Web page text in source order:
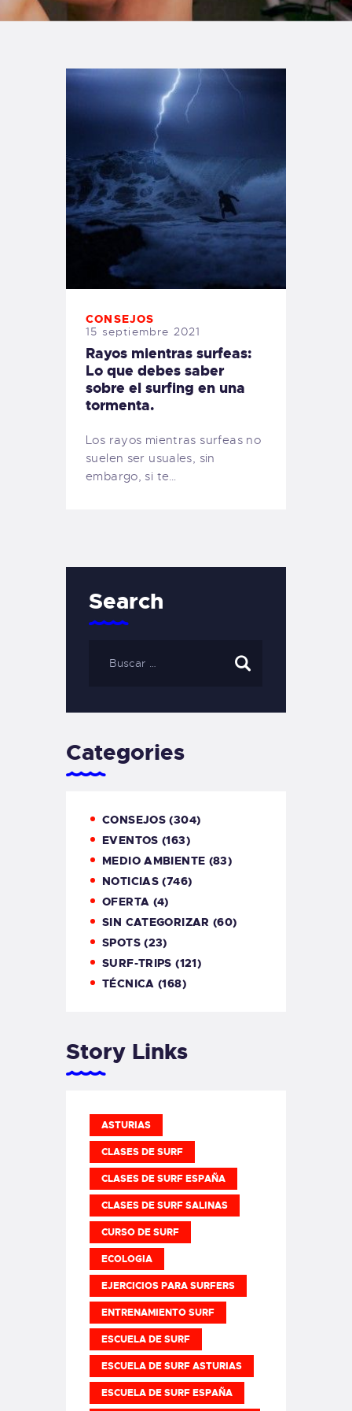
TIENDA FAMILY SURFERS
CONSEJOS
15 septiembre 2021
Rayos mientras surfeas:
Lo que debes saber
sobre el surfing en una
tormenta.
Los rayos mientras surfeas no
suelen ser usuales, sin
embargo, si te…
Search
Categories
CONSEJOS (304)
EVENTOS (163)
MEDIO AMBIENTE (83)
NOTICIAS (746)
OFERTA (4)
SIN CATEGORIZAR (60)
SPOTS(23)
SURF-TRIPS (121)
TÉCNICA (168)
Story Links
ASTURIAS
CLASES DE SURF
CLASES DE SURF ESPAÑA
CLASES DE SURF SALINAS
CURSO DE SURF
ECOLOGIA
EJERCICIOS PARA SURFERS
ENTRENAMIENTO SURF
ESCUELA DE SURF
ESCUELA DE SURF ASTURIAS
ESCUELA DE SURF ESPAÑA